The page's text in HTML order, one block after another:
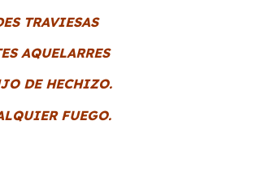
TRAVIESAS
AQUELARRES
DE HECHIZO.
FUEGO.